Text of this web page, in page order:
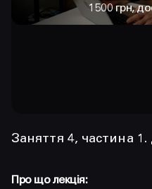
+38 099 236
1500 грн,
Заняття 4, частина
Про що лекція: